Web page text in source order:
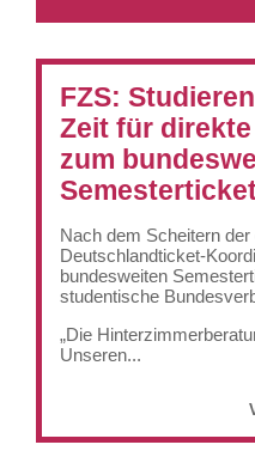
FZS:
Zeit für
zum
Nach dem Scheitern
Deutschlandticket-
bundesweiten
studentische
„Die
Unseren...